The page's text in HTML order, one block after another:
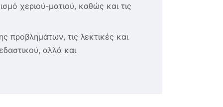
χεριού-ματιού, καθώς και τις
προβλημάτων, τις λεκτικές και
αλλά και